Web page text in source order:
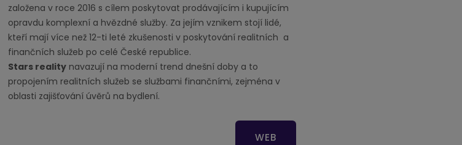
založena v roce 2016 s cílem poskytovat prodávajícím i kupujícím
opravdu komplexní a hvězdné služby. Za jejím vznikem stojí lidé,
kteří mají více než 12-ti leté zkušenosti v poskytování realitních a
finančních služeb po celé České republice.
Stars reality navazují na moderní trend dnešní doby a to
propojením realitních služeb se službami finančními, zejména v
oblasti zajišťování úvěrů na bydlení.
WEB